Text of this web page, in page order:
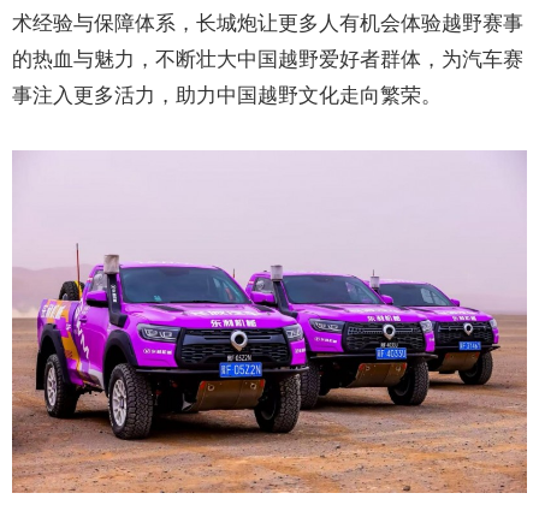
术经验与保障体系，长城炮让更多人有机会体验越野赛事
的热血与魅力，不断壮大中国越野爱好者群体，为汽车赛
事注入更多活力，助力中国越野文化走向繁荣。